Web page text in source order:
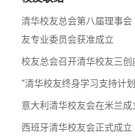
清华校友总会第八届理事
友专业委员会获准成立
校友总会召开清华校友三创
“清华校友终身学习支持计
意大利清华校友会在米兰成
西班牙清华校友会正式成立